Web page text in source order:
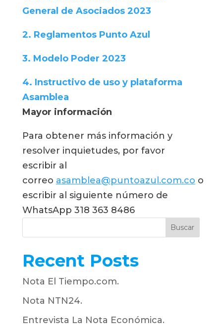
General de Asociados 2023
2. Reglamentos Punto Azul
3. Modelo Poder 2023
4. Instructivo de uso y plataforma
Asamblea
Mayor información
Para obtener más información y
resolver inquietudes, por favor
escribir al
correo asamblea@puntoazul.com.co o
escribir al siguiente número de
WhatsApp 318 363 8486
Buscar
Recent Posts
Nota El Tiempo.com.
Nota NTN24.
Entrevista La Nota Económica.